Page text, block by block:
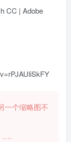
CC | Adobe
一个缩略图不
….